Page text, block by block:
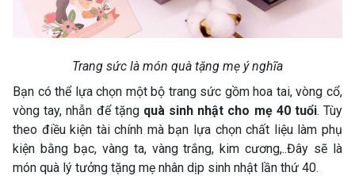
Trang sức là món quà tặng mẹ ý nghĩa
Bạn có thể lựa chọn một bộ trang sức gồm hoa tai, vòng cổ,
vòng tay, nhẫn để tặng quà sinh nhật cho mẹ 40 tuổi. Tùy
theo điều kiện tài chính mà bạn lựa chọn chất liệu làm phụ
kiện bằng bạc, vàng ta, vàng trắng, kim cương,..Đây sẽ là
món quà lý tưởng tặng mẹ nhân dịp sinh nhật lần thứ 40.